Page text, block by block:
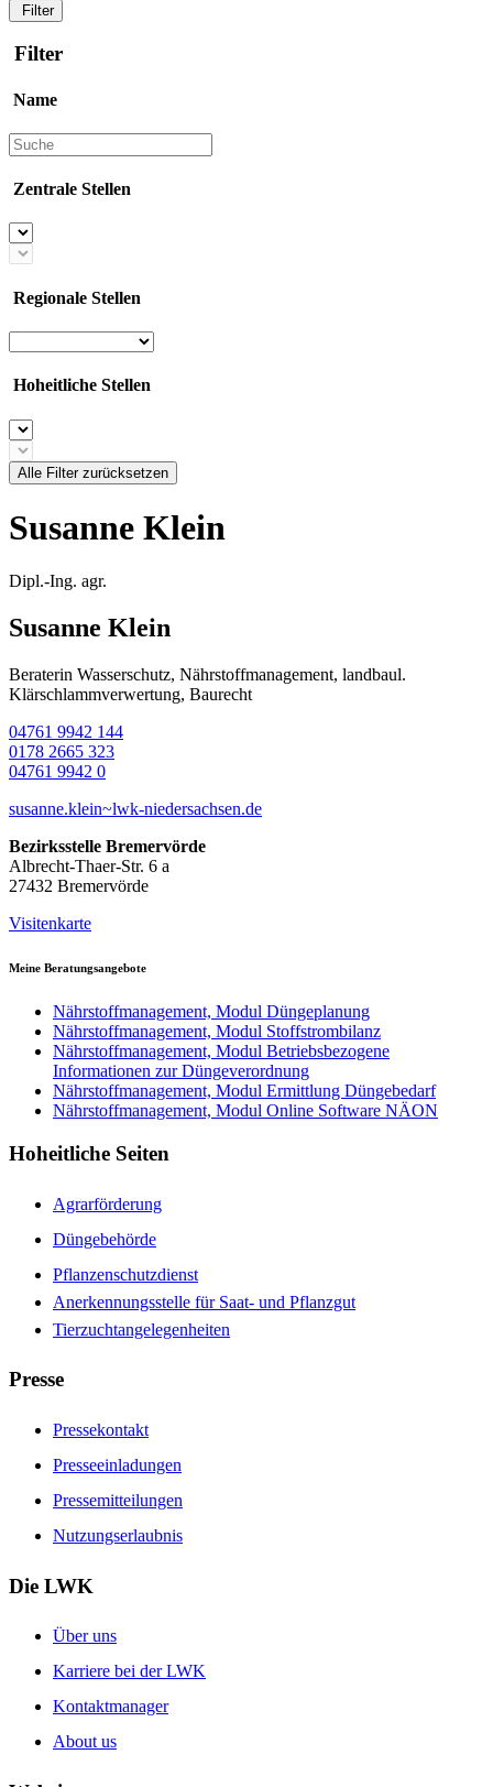
Filter
Filter
Name
Zentrale Stellen
Regionale Stellen
Hoheitliche Stellen
Alle Filter zurücksetzen
Susanne Klein
Dipl.-Ing. agr.
Susanne Klein
Beraterin Wasserschutz, Nährstoffmanagement, landbaul.
Klärschlammverwertung, Baurecht
04761 9942 144
0178 2665 323
04761 9942 0
susanne.klein~lwk-niedersachsen.de
Bezirksstelle Bremervörde
Albrecht-Thaer-Str. 6 a
27432 Bremervörde
Visitenkarte
Meine Beratungsangebote
Nährstoffmanagement, Modul Düngeplanung
Nährstoffmanagement, Modul Stoffstrombilanz
Nährstoffmanagement, Modul Betriebsbezogene
Informationen zur Düngeverordnung
Nährstoffmanagement, Modul Ermittlung Düngebedarf
Nährstoffmanagement, Modul Online Software NÄON
Hoheitliche Seiten
Agrarförderung
Düngebehörde
Pflanzenschutzdienst
Anerkennungsstelle für Saat- und Pflanzgut
Tierzuchtangelegenheiten
Presse
Pressekontakt
Presseeinladungen
Pressemitteilungen
Nutzungserlaubnis
Die LWK
Über uns
Karriere bei der LWK
Kontaktmanager
About us